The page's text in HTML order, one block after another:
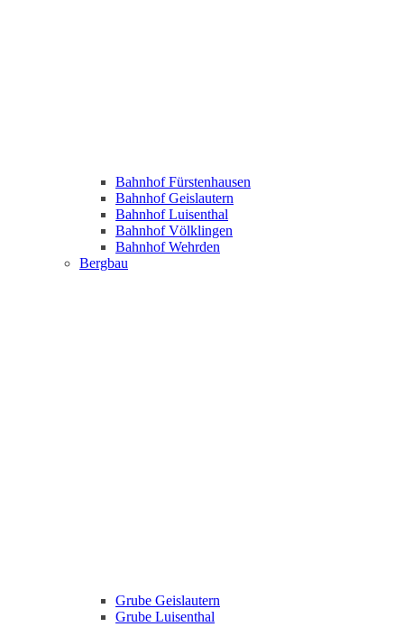
Bahnhof Fürstenhausen
Bahnhof Geislautern
Bahnhof Luisenthal
Bahnhof Völklingen
Bahnhof Wehrden
Bergbau
Grube Geislautern
Grube Luisenthal